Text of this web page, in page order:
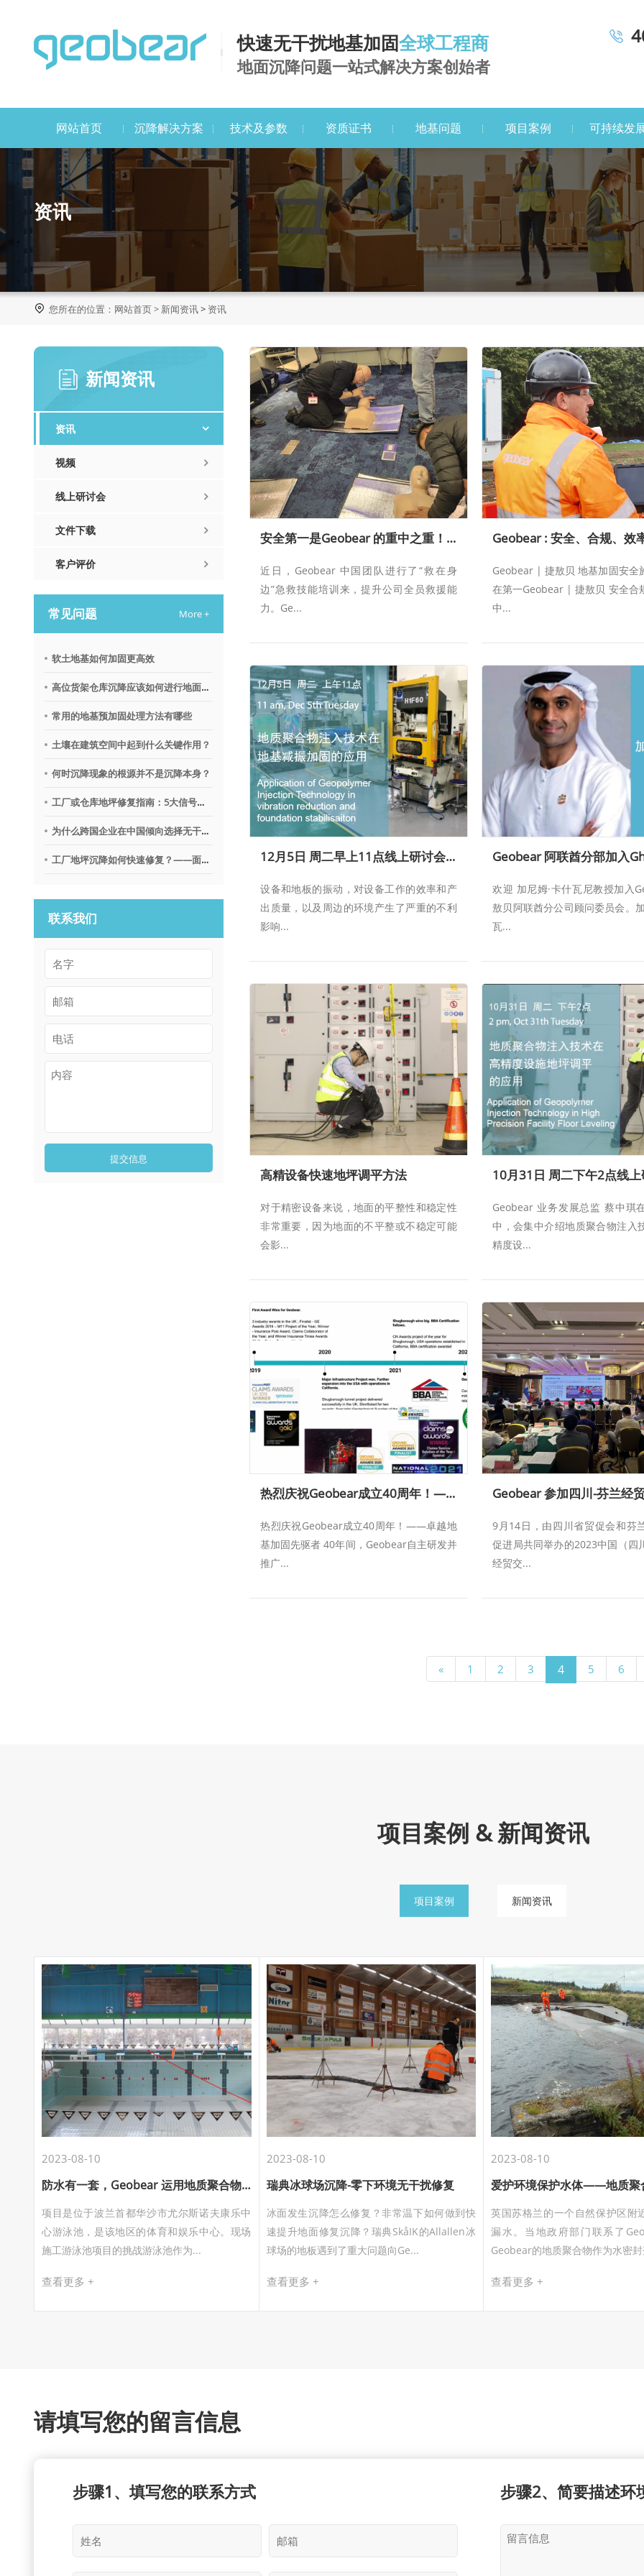
快速无干扰地基加固全球工程商
地面沉降问题一站式解决方案创始者
网站首页 沉降解决方案 技术及参数 资质证书 地基问题 项目案例 可持续发
资讯
 您所在的位置： 网站首页> 新闻资讯> 资讯
新闻资讯
资讯
视频
线上研讨会
文件下载
客户评价
常见问题 More +
软土地基如何加固更高效
高位货架仓库沉降应该如何进行地面调平？
常用的地基预加固处理方法有哪些
土壤在建筑空间中起到什么关键作用？
何时沉降现象的根源并不是沉降本身？
工厂或仓库地坪修复指南：5大信号提示需要地质聚合物技术
为什么跨国企业在中国倾向选择无干扰地基修复沉降技术？
工厂地坪沉降如何快速修复？——面向不停产环境的解决思路
联系我们
提交信息
安全第一是Geobear 的重中之重！Geobear 中国团队进行CPR&AED急救培训
近日，Geobear 中国团队进行了“救在身
边”急救技能培训来，提升公司全员救援能
力。Ge...
Geobear | 捷敖贝 地基加固安全
在第一Geobear | 捷敖贝 安全合
中...
12月5日 周二早上11点线上研讨会—地质聚合物注入技术在地基减振加固的应用
设备和地板的振动，对设备工作的效率和产
出质量，以及周边的环境产生了严重的不利
影响...
欢迎 加尼姆·卡什瓦尼教授加入
敖贝阿联酋分公司顾问委员会。
瓦...
高精设备快速地坪调平方法
对于精密设备来说，地面的平整性和稳定性
非常重要，因为地面的不平整或不稳定可能
会影...
Geobear 业务发展总监 蔡中琪
中，会集中介绍地质聚合物注入
精度设...
热烈庆祝Geobear成立40周年！——卓越地基加固先驱者
热烈庆祝Geobear成立40周年！——卓越地
基加固先驱者 40年间，Geobear自主研发并
推广...
9月14日，由四川省贸促会和芬
促进局共同举办的2023中国（
经贸交...
« 1 2 3 4 5 6
项目案例 & 新闻资讯
项目案例 新闻资讯
2023-08-10
防水有一套，Geobear 运用地质聚合物注浆技术修复波兰华沙游泳馆沉降
项目是位于波兰首都华沙市尤尔斯诺夫康乐中
心游泳池，是该地区的体育和娱乐中心。现场
施工游泳池项目的挑战游泳池作为...
查看更多 +
2023-08-10
瑞典冰球场沉降-零下环境无干扰修复
冰面发生沉降怎么修复？非常温下如何做到快
速提升地面修复沉降？瑞典SkåIK的Allallen冰
球场的地板遇到了重大问题向Ge...
查看更多 +
2023-08-10
英国苏格兰的一个自然保护区附
漏水。当地政府部门联系了
Geobear的地质聚合物作为水密
查看更多 +
请填写您的留言信息
步骤1、填写您的联系方式 步骤2、简要描述环